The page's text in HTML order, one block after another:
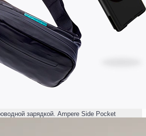
зарядкой. Ampere Side Pocket